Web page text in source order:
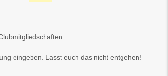
eingeben. Lasst euch das nicht entgehen!